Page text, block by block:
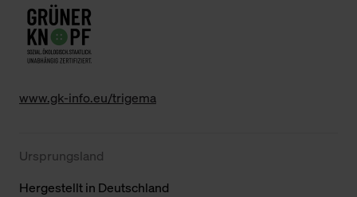
www.gk-info.eu/trigema
Ursprungsland
Hergestellt in Deutschland